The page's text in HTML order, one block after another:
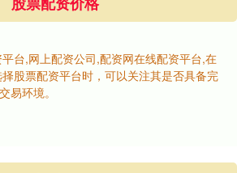
台,网上配资公司,配资网在线配资平台,在
股票配资平台时，可以关注其是否具备完
易环境。